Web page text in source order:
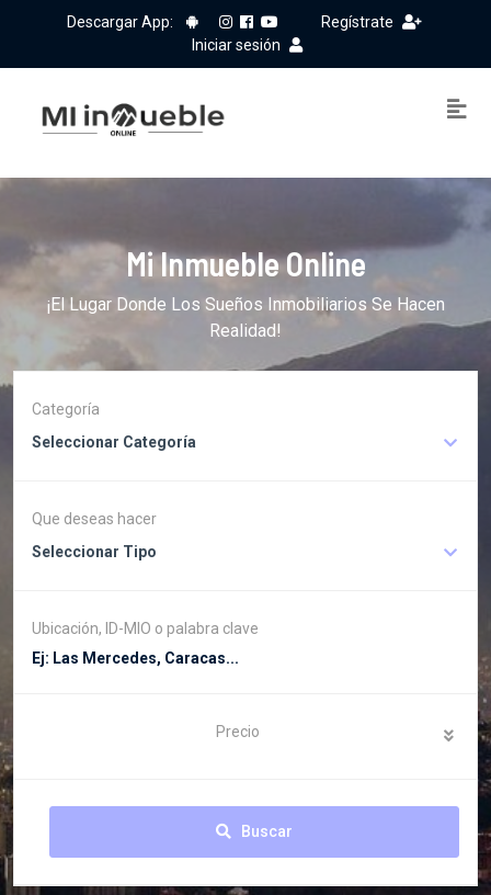
Descargar App:
Regístrate
Iniciar sesión
Mi Inmueble Online
¡El Lugar Donde Los Sueños Inmobiliarios Se Hacen
Realidad!
Categoría
Seleccionar Categoría
Que deseas hacer
Seleccionar Tipo
Ubicación, ID-MIO o palabra clave
Precio
Buscar